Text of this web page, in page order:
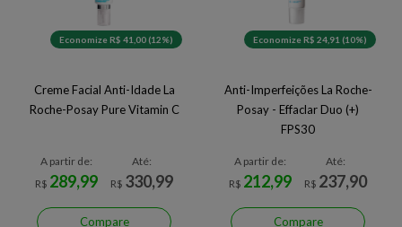
Economize R$ 41,00 (12%)
Creme Facial Anti-Idade La
Roche-Posay Pure Vitamin C
A partir de:
R$ 289,99
Até:
R$ 330,99
Compare
Economize R$ 24,91 (10%)
Anti-Imperfeições La Roche-
Posay - Effaclar Duo (+)
FPS30
A partir de:
R$ 212,99
Até:
R$ 237,90
Compare